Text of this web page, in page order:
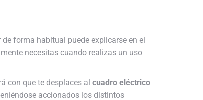
forma habitual puede explicarse en el
necesitas cuando realizas un uso
con que te desplaces al cuadro eléctrico
accionados los distintos